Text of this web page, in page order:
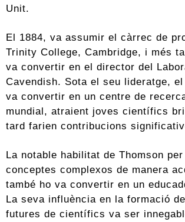
Unit.
El 1884, va assumir el càrrec de
Trinity College, Cambridge, i més
va convertir en el director del
Cavendish. Sota el seu lideratge,
va convertir en un centre de
mundial, atraient joves científics
tard farien contribucions
La notable habilitat de Thomson
conceptes complexos de manera
també ho va convertir en un
La seva influència en la formació
futures de científics va ser